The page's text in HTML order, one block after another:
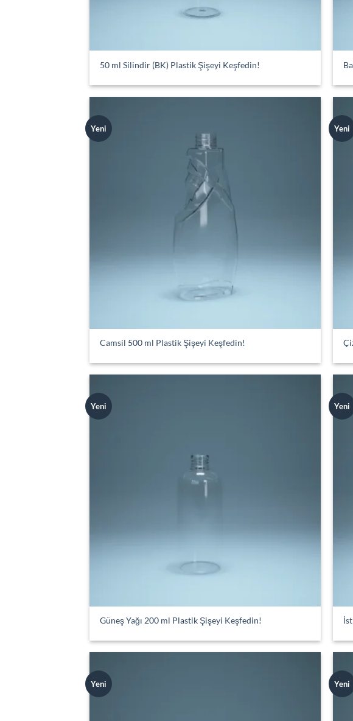
50 ml Silindir (BK) Plastik Şişeyi Keşfedin!
Yeni
Camsil 500 ml Plastik Şişeyi Keşfedin!
Yeni
Yeni
Güneş Yağı 200 ml Plastik Şişeyi Keşfedin!
Yeni
Yeni Yeni